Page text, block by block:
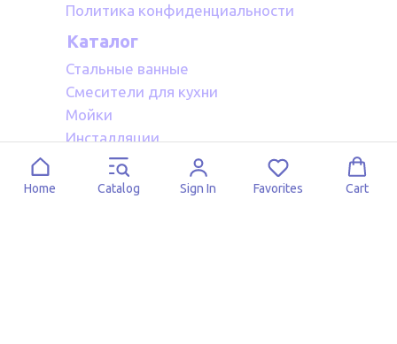
Home Catalog Sign In Favorites Cart
Политика конфиденциальности
Каталог
Стальные ванные
Смесители для кухни
Мойки
Инсталляции
Акриловые ванные
Полотенцесушители водяные